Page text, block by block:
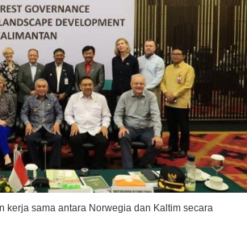
kerja sama antara Norwegia dan Kaltim secara